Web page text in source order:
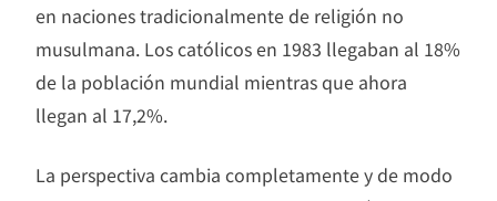
en naciones tradicionalmente de religión no
musulmana. Los católicos en 1983 llegaban al 18%
de la población mundial mientras que ahora
llegan al 17,2%.
La perspectiva cambia completamente y de modo